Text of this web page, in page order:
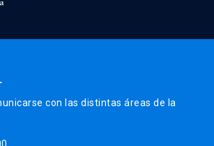
con las distintas áreas de la